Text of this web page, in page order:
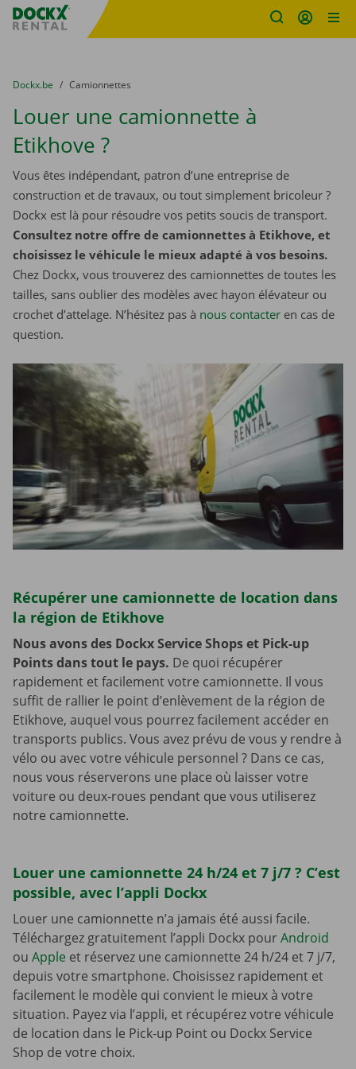
sitename
You are here:
du
Dockx.be to
Camionnettes
Louer une camionnette à
Etikhove ?
Vous êtes indépendant, patron d’une entreprise de
construction et de travaux, ou tout simplement bricoleur ?
Dockx est là pour résoudre vos petits soucis de transport.
Consultez notre offre de camionnettes à Etikhove, et
choisissez le véhicule le mieux adapté à vos besoins.
Chez Dockx, vous trouverez des camionnettes de toutes les
tailles, sans oublier des modèles avec hayon élévateur ou
crochet d’attelage. N’hésitez pas à nous contacter ​​​​​​​ en cas de
question.
Récupérer une camionnette de location dans
la région de Etikhove
Nous avons des Dockx Service Shops et Pick-up
Points dans tout le pays. De quoi récupérer
rapidement et facilement votre camionnette. Il vous
suffit de rallier le point d’enlèvement de la région de
Etikhove, auquel vous pourrez facilement accéder en
transports publics. Vous avez prévu de vous y rendre à
vélo ou avec votre véhicule personnel ? Dans ce cas,
nous vous réserverons une place où laisser votre
voiture ou deux-roues pendant que vous utiliserez
notre camionnette.
Louer une camionnette 24 h/24 et 7 j/7 ? C’est
possible, avec l’appli Dockx
Louer une camionnette n’a jamais été aussi facile.
Téléchargez gratuitement l’appli Dockx pourAndroid
ou Apple et réservez une camionnette 24 h/24 et 7 j/7,
depuis votre smartphone. Choisissez rapidement et
facilement le modèle qui convient le mieux à votre
situation. Payez via l’appli, et récupérez votre véhicule
de location dans le Pick-up Point ou Dockx Service
Shop de votre choix.